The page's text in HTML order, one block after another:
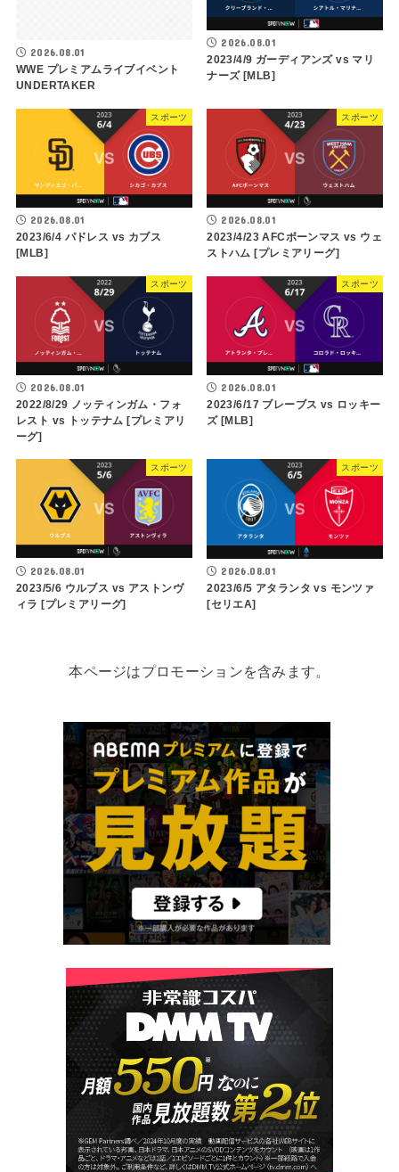
2026.08.01
WWE プレミアムライブイベント
UNDERTAKER
2026.08.01
2023/4/9 ガーディアンズ vs マリ
ナーズ [MLB]
スポーツ
2026.08.01
2023/6/4 パドレス vs カブス
[MLB]
スポーツ
2026.08.01
2023/4/23 AFCボーンマス vs ウェ
ストハム [プレミアリーグ]
スポーツ
2026.08.01
2022/8/29 ノッティンガム・フォ
レスト vs トッテナム [プレミアリ
ーグ]
スポーツ
2026.08.01
2023/6/17 ブレーブス vs ロッキー
ズ [MLB]
スポーツ
2026.08.01
2023/5/6 ウルブス vs アストンヴ
ィラ [プレミアリーグ]
スポーツ
2026.08.01
2023/6/5 アタランタ vs モンツァ
[セリエA]
本ページはプロモーションを含みます。